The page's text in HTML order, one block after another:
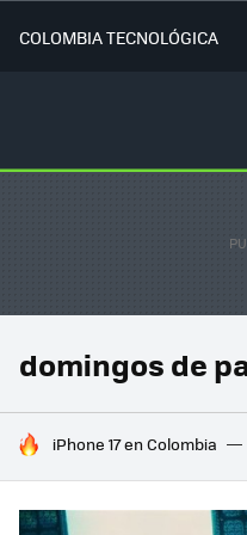
COLOMBIA TECNOLÓGICA
domingos de
HOY SE HABLA DE
iPhone 17 en Colombia